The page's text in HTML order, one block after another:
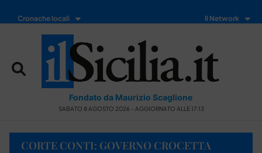
Cronache locali Il Network
Fondato da Maurizio Scaglione
SABATO 8 AGOSTO 2026 - AGGIORNATO ALLE 17:13
CORTE CONTI: GOVERNO CROCETTA